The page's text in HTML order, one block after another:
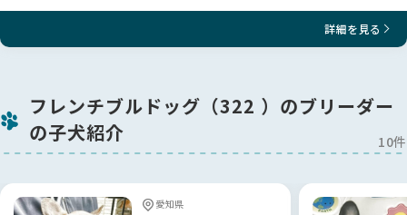
詳細を見る
フレンチブルドッグ（322 ）のブリーダー
の子犬紹介
10件
愛知県